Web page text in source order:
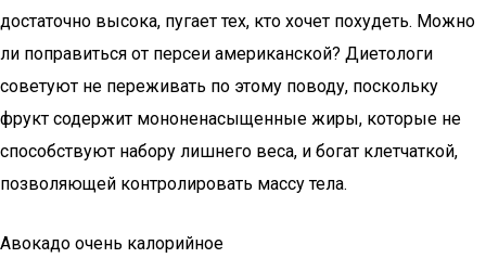
достаточно высока, пугает тех, кто хочет похудеть. Можно
ли поправиться от персеи американской? Диетологи
советуют не переживать по этому поводу, поскольку
фрукт содержит мононенасыщенные жиры, которые не
способствуют набору лишнего веса, и богат клетчаткой,
позволяющей контролировать массу тела.
Авокадо очень калорийное